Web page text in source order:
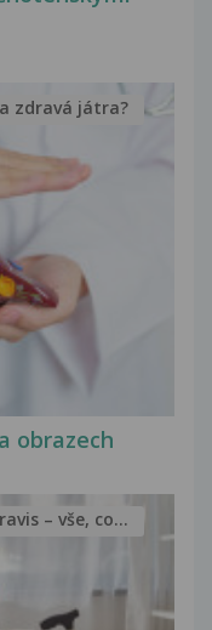
obrazech
zdravá játra?
– vše, co...